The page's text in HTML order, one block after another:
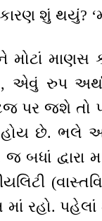
શું થયું?
મોટાં
રુપ
પર જશે
છે. ભલે
દ્વારા
માં રહો.